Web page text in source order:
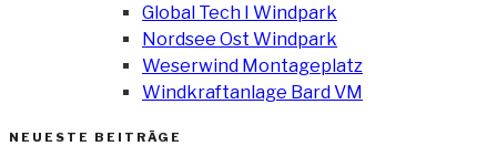
Global Tech I Windpark
Nordsee Ost Windpark
Weserwind Montageplatz
Windkraftanlage Bard VM
NEUESTE BEITRÄGE